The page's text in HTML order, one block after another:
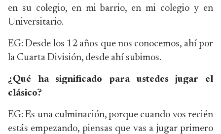
en su colegio, en mi barrio, en mi colegio y en
Universitario.
EG: Desde los 12 años que nos conocemos, ahí por
la Cuarta División, desde ahí subimos.
¿Qué ha significado para ustedes jugar el
clásico?
EG: Es una culminación, porque cuando vos recién
estás empezando, piensas que vas a jugar primero